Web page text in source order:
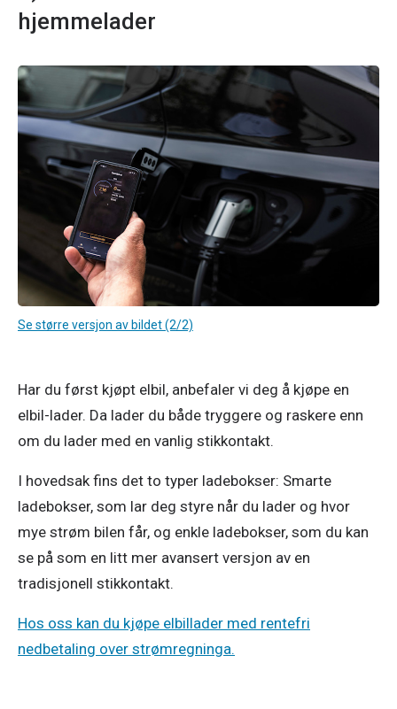
hjemmelader
Se større versjon av bildet (2/2)
Har du først kjøpt elbil, anbefaler vi deg å kjøpe en
elbil-lader. Da lader du både tryggere og raskere enn
om du lader med en vanlig stikkontakt.
I hovedsak fins det to typer ladebokser: Smarte
ladebokser, som lar deg styre når du lader og hvor
mye strøm bilen får, og enkle ladebokser, som du kan
se på som en litt mer avansert versjon av en
tradisjonell stikkontakt.
Hos oss kan du kjøpe elbillader med rentefri
nedbetaling over strømregninga.